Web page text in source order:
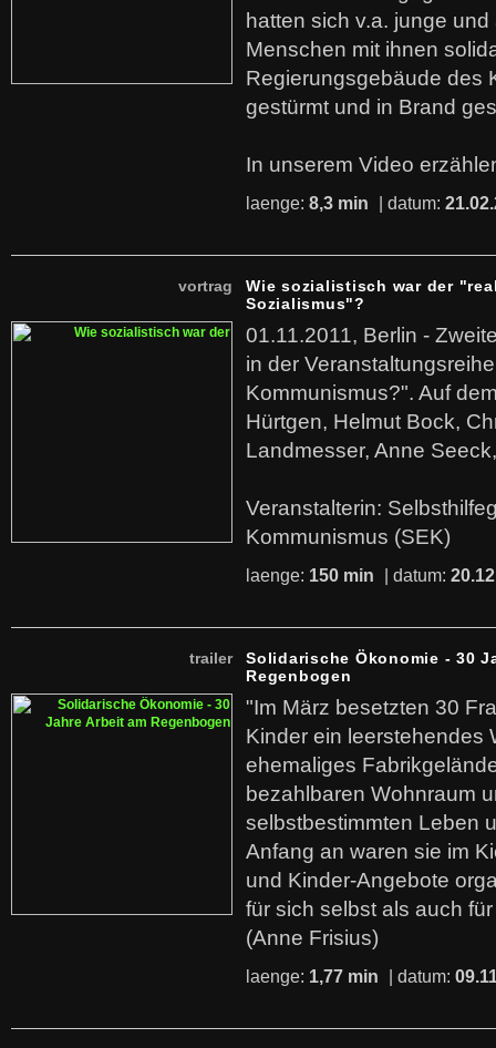
hatten sich v.a. junge
Menschen mit ihnen
Regierungsgebäude des
gestürmt und in Brand
In unserem Video
laenge: 8,3 min | datum:
vortrag
Wie sozialistisch war der
Sozialismus"?
01.11.2011, Berlin -
in der
Kommunismus?". Auf
Hürtgen, Helmut Bock,
Landmesser, Anne
Veranstalterin:
Kommunismus (SEK)
laenge: 150 min | datum:
trailer
Solidarische Ökonomie - 30
Regenbogen
"Im März besetzten 30
Kinder ein leerstehendes
ehemaliges
bezahlbaren Wohnraum
selbstbestimmten Leben
Anfang an waren sie im
und Kinder-Angebote
für sich selbst als auch
(Anne Frisius)
laenge: 1,77 min | datum: